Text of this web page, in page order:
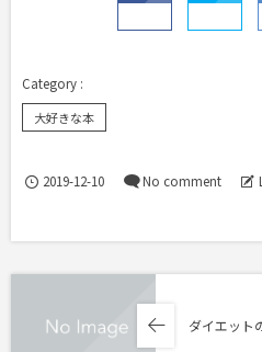
大好きな本
2019-12-10 No comment
ダイエット